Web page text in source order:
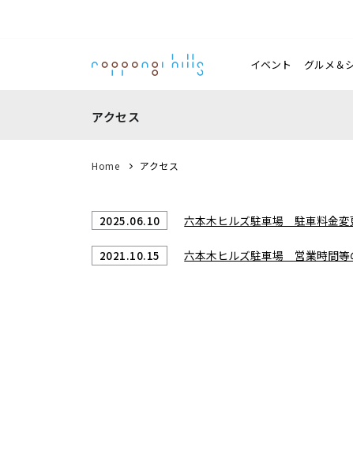
イベント グルメ＆
アクセス
Home アクセス
2025.06.10 六本木ヒルズ駐車場 駐車料金変
2021.10.15 六本木ヒルズ駐車場 営業時間等